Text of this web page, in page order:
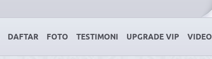
DAFTAR FOTO TESTIMONI UPGRADE VIP VIDEO